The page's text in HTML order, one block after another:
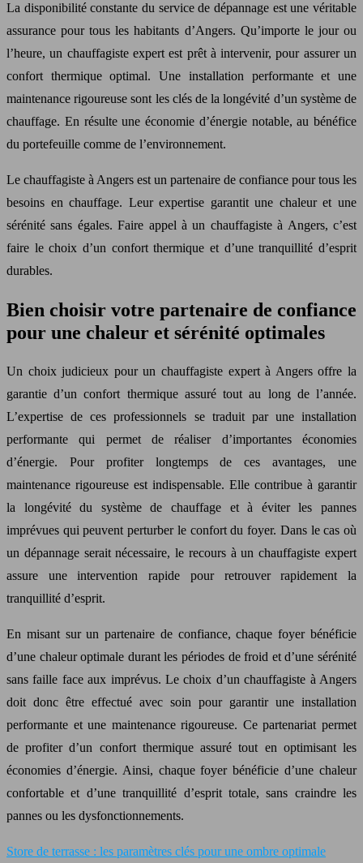
La disponibilité constante du service de dépannage est une véritable
assurance pour tous les habitants d’Angers. Qu’importe le jour ou
l’heure, un chauffagiste expert est prêt à intervenir, pour assurer un
confort thermique optimal. Une installation performante et une
maintenance rigoureuse sont les clés de la longévité d’un système de
chauffage. En résulte une économie d’énergie notable, au bénéfice
du portefeuille comme de l’environnement.
Le chauffagiste à Angers est un partenaire de confiance pour tous les
besoins en chauffage. Leur expertise garantit une chaleur et une
sérénité sans égales. Faire appel à un chauffagiste à Angers, c’est
faire le choix d’un confort thermique et d’une tranquillité d’esprit
durables.
Bien choisir votre partenaire de confiance
pour une chaleur et sérénité optimales
Un choix judicieux pour un chauffagiste expert à Angers offre la
garantie d’un confort thermique assuré tout au long de l’année.
L’expertise de ces professionnels se traduit par une installation
performante qui permet de réaliser d’importantes économies
d’énergie. Pour profiter longtemps de ces avantages, une
maintenance rigoureuse est indispensable. Elle contribue à garantir
la longévité du système de chauffage et à éviter les pannes
imprévues qui peuvent perturber le confort du foyer. Dans le cas où
un dépannage serait nécessaire, le recours à un chauffagiste expert
assure une intervention rapide pour retrouver rapidement la
tranquillité d’esprit.
En misant sur un partenaire de confiance, chaque foyer bénéficie
d’une chaleur optimale durant les périodes de froid et d’une sérénité
sans faille face aux imprévus. Le choix d’un chauffagiste à Angers
doit donc être effectué avec soin pour garantir une installation
performante et une maintenance rigoureuse. Ce partenariat permet
de profiter d’un confort thermique assuré tout en optimisant les
économies d’énergie. Ainsi, chaque foyer bénéficie d’une chaleur
confortable et d’une tranquillité d’esprit totale, sans craindre les
pannes ou les dysfonctionnements.
Store de terrasse : les paramètres clés pour une ombre optimale